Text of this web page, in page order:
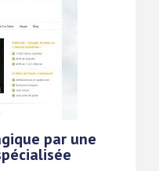
par une